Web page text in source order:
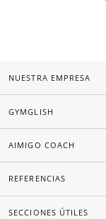
NUESTRA EMPRESA
GYMGLISH
AIMIGO COACH
REFERENCIAS
SECCIONES ÚTILES